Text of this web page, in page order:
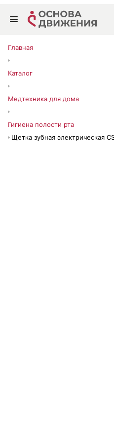
Главная
Каталог
Медтехника для дома
Гигиена полости рта
Щетка зубная электрическая